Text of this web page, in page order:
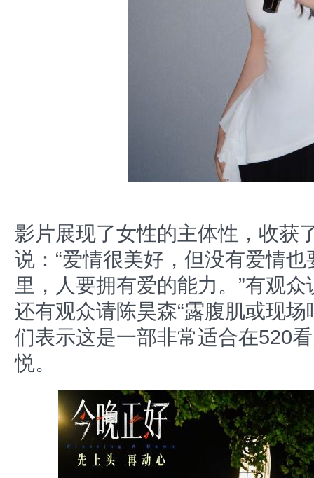
影片展现了女性的主体性，收获
说：“爱情很美好，但没有爱情
里，人要拥有爱的能力。”有观
还有观众请陈昊森“露腹肌或现
们表示这是一部非常适合在520
悦。